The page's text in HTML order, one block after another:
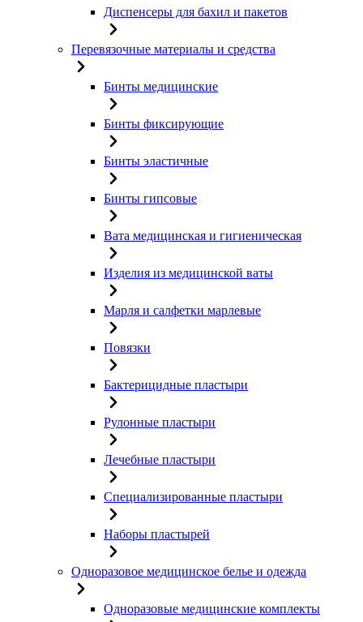
Диспенсеры для бахил и пакетов
Перевязочные материалы и средства
Бинты медицинские
Бинты фиксирующие
Бинты эластичные
Бинты гипсовые
Вата медицинская и гигиеническая
Изделия из медицинской ваты
Марля и салфетки марлевые
Повязки
Бактерицидные пластыри
Рулонные пластыри
Лечебные пластыри
Специализированные пластыри
Наборы пластырей
Одноразовое медицинское белье и одежда
Одноразовые медицинские комплекты